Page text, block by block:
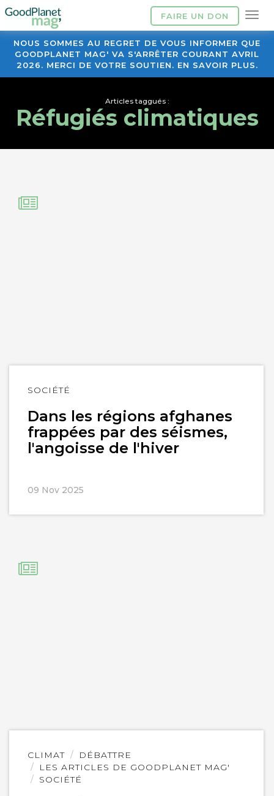
FAIRE UN DON
NOUS SOMMES AU REGRET DE VOUS INFORMER QUE
GOODPLANET MAG' VA S'ARRÊTER COURANT AVRIL
2026. MERCI DE VOTRE SOUTIEN. EN SAVOIR PLUS.
Articles taggués :
Réfugiés climatiques
SOCIÉTÉ
Dans les régions afghanes
frappées par des séismes,
l'angoisse de l'hiver
09 Nov 2025
Lire
CLIMAT
DÉBATTRE
LES ARTICLES DE GOODPLANET MAG'
SOCIÉTÉ
Lire
l'article